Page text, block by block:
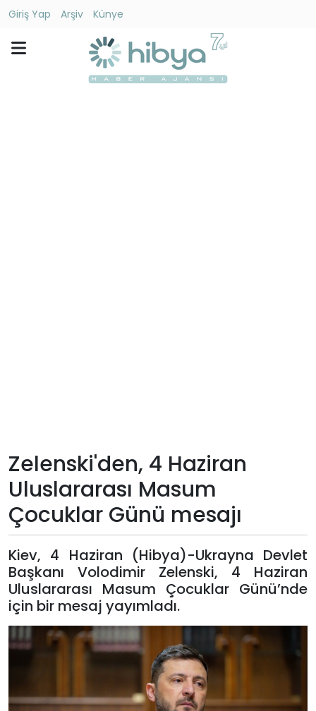
Giriş Yap Arşiv
Künye
Künye
Giriş
Yap
Zelenski'den, 4 Haziran
Uluslararası Masum
Çocuklar Günü mesajı
Kiev, 4 Haziran (Hibya)-Ukrayna Devlet
Başkanı Volodimir Zelenski, 4 Haziran
Uluslararası Masum Çocuklar Günü’nde
için bir mesaj yayımladı.